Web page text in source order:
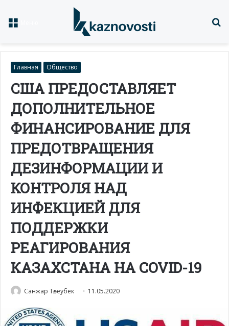
Главная Общество
США ПРЕДОСТАВЛЯЕТ
ДОПОЛНИТЕЛЬНОЕ
ФИНАНСИРОВАНИЕ ДЛЯ
ПРЕДОТВРАЩЕНИЯ
ДЕЗИНФОРМАЦИИ И
КОНТРОЛЯ НАД
ИНФЕКЦИЕЙ ДЛЯ
ПОДДЕРЖКИ
РЕАГИРОВАНИЯ
КАЗАХСТАНА НА COVID-19
Санжар Төлеубек 11.05.2020